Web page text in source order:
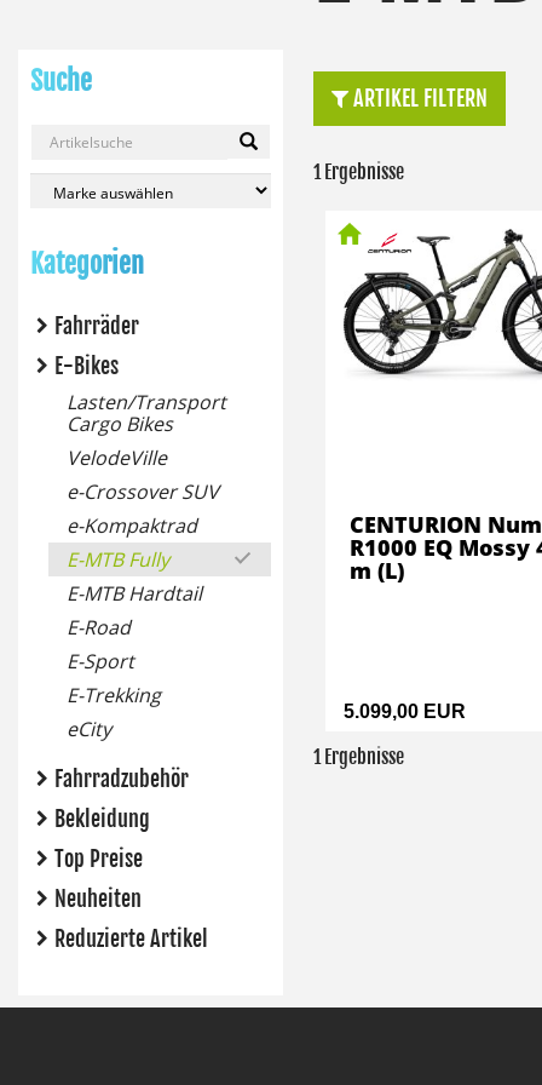
Suche
Kategorien
Fahrräder
E-Bikes
Lasten/Transport
Cargo Bikes
VelodeVille
e-Crossover SUV
e-Kompaktrad
E-MTB Fully
E-MTB Hardtail
E-Road
E-Sport
E-Trekking
eCity
Fahrradzubehör
Bekleidung
Top Preise
Neuheiten
Reduzierte Artikel
ARTIKEL FILTERN
1 Ergebnisse
5.099,00 EUR
CENTURION
R1000 EQ Mossy
m (L)
1 Ergebnisse